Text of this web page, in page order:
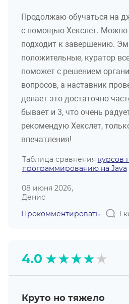
Продолжаю обучаться на
с помощью Хекслет. Можно
подходит к завершению.
положительные, куратор
поможет с решением
вопросов, а наставник
делает это достаточно
бывает и 3, что очень
рекомендую Хекслет,
впечатления!
Таблица сравнения курсов
программированию на Java
08 июня 2026,
Денис
Прокомментировать
1
4.0 ★★★★★
Круто но тяжело